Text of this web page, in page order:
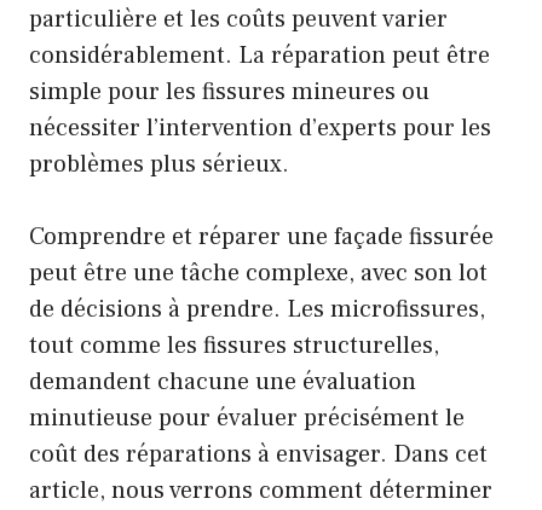
particulière et les coûts peuvent varier
considérablement. La réparation peut être
simple pour les fissures mineures ou
nécessiter l’intervention d’experts pour les
problèmes plus sérieux.
Comprendre et réparer une façade fissurée
peut être une tâche complexe, avec son lot
de décisions à prendre. Les microfissures,
tout comme les fissures structurelles,
demandent chacune une évaluation
minutieuse pour évaluer précisément le
coût des réparations à envisager. Dans cet
article, nous verrons comment déterminer